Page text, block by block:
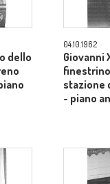
dello
04.10.1962
Giovanni
stazione
- piano